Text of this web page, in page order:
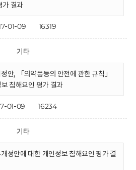
가 결과
01-09 16319
기타
안, 「의약품등의 안전에 관한 규칙」
침해요인 평가 결과
01-09 16234
기타
정안에 대한 개인정보 침해요인 평가 결